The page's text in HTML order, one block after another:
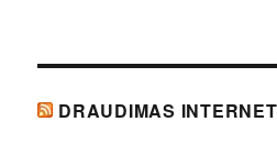
DRAUDIMAS